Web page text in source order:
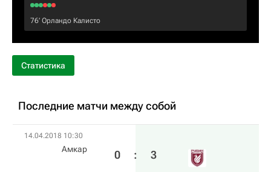
76‎’‎ Орландо Калисто
Статистика
Последние матчи между собой
14.04.2018 10:30
Амкар 0 : 3